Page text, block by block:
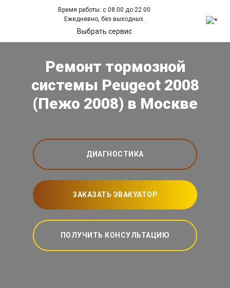
Время работы: с 08:00 до 22:00
Ежедневно, без выходных.
Выбрать сервис
Ремонт тормозной
системы Peugeot 2008
(Пежо 2008) в Москве
ДИАГНОСТИКА
ЗАКАЗАТЬ ЭВАКУАТОР
ПОЛУЧИТЬ КОНСУЛЬТАЦИЮ